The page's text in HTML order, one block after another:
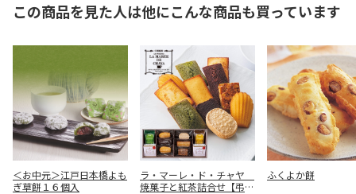
この商品を見た人は他にこんな商品も買っています
＜お中元＞江戸日本橋よも
ぎ草餅１６個入
ラ・マーレ・ド・チャヤ
焼菓子と紅茶詰合せ【弔事
ふくよか餅